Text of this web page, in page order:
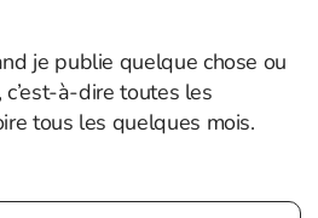
je publie quelque chose ou
à-dire toutes les
tous les quelques mois.